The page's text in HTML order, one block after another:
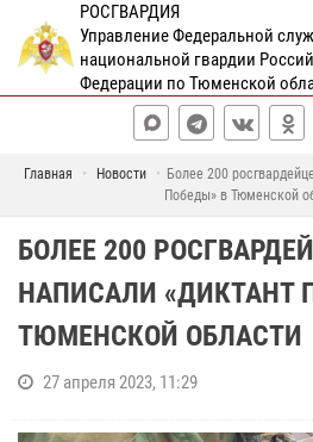
РОСГВАРДИЯ
Управление Федеральной
национальной гвардии
Федерации по Тюменской
Главная Новости
Более 200
Победы» в Тюменской
БОЛЕЕ 200
НАПИСАЛИ «ДИКТАНТ
ТЮМЕНСКОЙ ОБЛАСТИ
27 апреля 2023, 11:29